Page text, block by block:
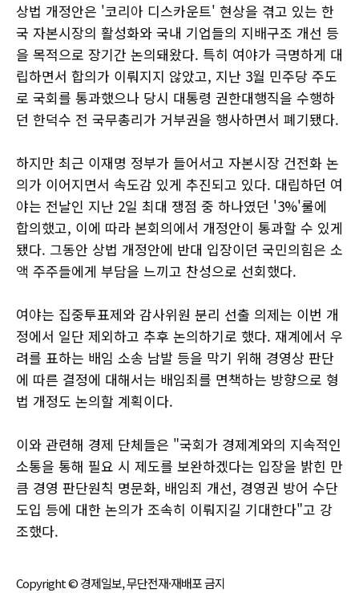
상법 개정안은 '코리아 디스카운트' 현상을 겪고 있는 한
국 자본시장의 활성화와 국내 기업들의 지배구조 개선 등
을 목적으로 장기간 논의돼왔다. 특히 여야가 극명하게 대
립하면서 합의가 이뤄지지 않았고, 지난 3월 민주당 주도
로 국회를 통과했으나 당시 대통령 권한대행직을 수행하
던 한덕수 전 국무총리가 거부권을 행사하면서 폐기됐다.
하지만 최근 이재명 정부가 들어서고 자본시장 건전화 논
의가 이어지면서 속도감 있게 추진되고 있다. 대립하던 여
야는 전날인 지난 2일 최대 쟁점 중 하나였던 '3%'룰에
합의했고, 이에 따라 본회의에서 개정안이 통과할 수 있게
됐다. 그동안 상법 개정안에 반대 입장이던 국민의힘은 소
액 주주들에게 부담을 느끼고 찬성으로 선회했다.
여야는 집중투표제와 감사위원 분리 선출 의제는 이번 개
정에서 일단 제외하고 추후 논의하기로 했다. 재계에서 우
려를 표하는 배임 소송 남발 등을 막기 위해 경영상 판단
에 따른 결정에 대해서는 배임죄를 면책하는 방향으로 형
법 개정도 논의할 계획이다.
이와 관련해 경제 단체들은 "국회가 경제계와의 지속적인
소통을 통해 필요 시 제도를 보완하겠다는 입장을 밝힌 만
큼 경영 판단원칙 명문화, 배임죄 개선, 경영권 방어 수단
도입 등에 대한 논의가 조속히 이뤄지길 기대한다"고 강
조했다.
Copyright © 경제일보, 무단전재·재배포 금지